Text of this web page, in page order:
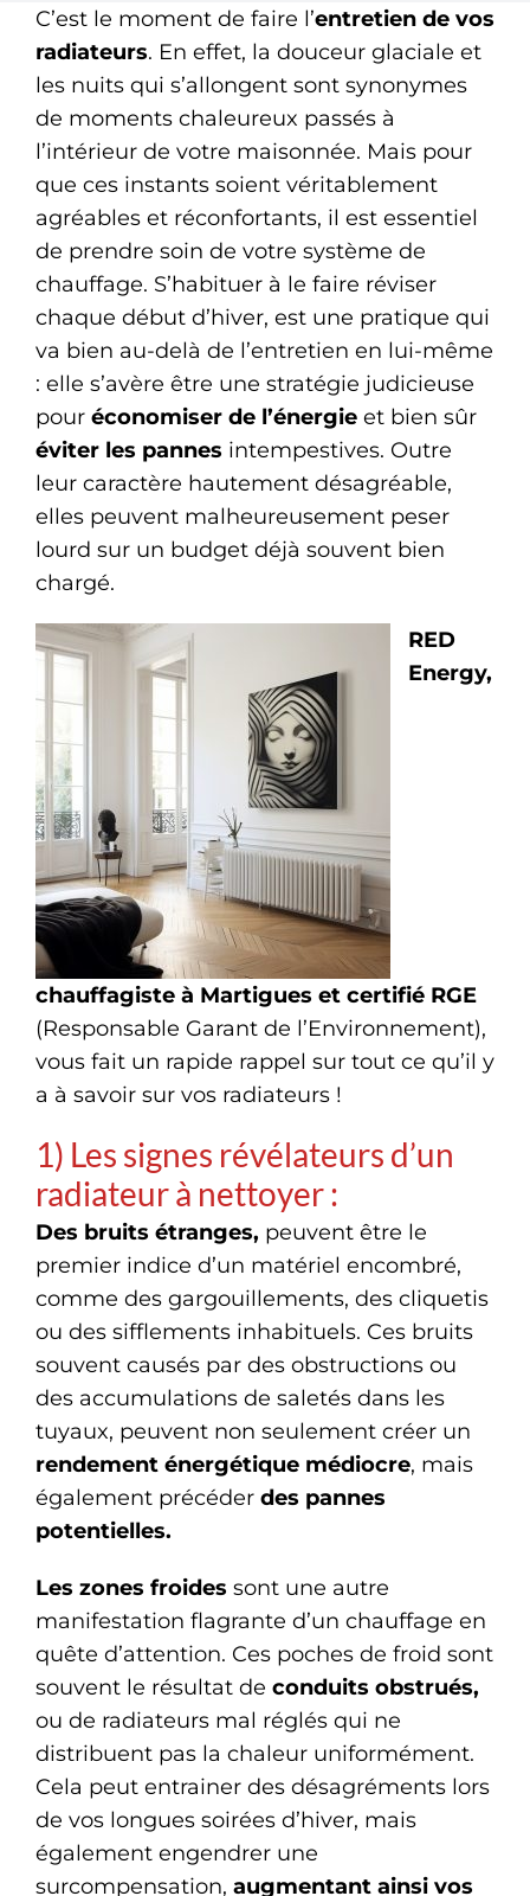
Ramonage
Dépannage
C’est le moment de faire l’entretien de vos
radiateurs. En effet, la douceur glaciale et
les nuits qui s’allongent sont synonymes
de moments chaleureux passés à
l’intérieur de votre maisonnée. Mais pour
que ces instants soient véritablement
agréables et réconfortants, il est essentiel
de prendre soin de votre système de
chauffage. S’habituer à le faire réviser
chaque début d’hiver, est une pratique qui
va bien au-delà de l’entretien en lui-même
: elle s’avère être une stratégie judicieuse
pouréconomiser de l’énergie et bien sûr
éviter les pannes intempestives. Outre
leur caractère hautement désagréable,
elles peuvent malheureusement peser
lourd sur un budget déjà souvent bien
chargé.
RED
Energy,
chauffagiste à Martigues et certifié RGE
(Responsable Garant de l’Environnement),
vous fait un rapide rappel sur tout ce qu’il y
a à savoir sur vos radiateurs !
1) Les signes révélateurs d’un
radiateur à nettoyer :
Des bruits étranges, peuvent être le
premier indice d’un matériel encombré,
comme des gargouillements, des cliquetis
ou des sifflements inhabituels. Ces bruits
souvent causés par des obstructions ou
des accumulations de saletés dans les
tuyaux, peuvent non seulement créer un
rendement énergétique médiocre, mais
également précéder des pannes
potentielles.
Les zones froides sont une autre
manifestation flagrante d’un chauffage en
quête d’attention. Ces poches de froid sont
souvent le résultat de conduits obstrués,
ou de radiateurs mal réglés qui ne
distribuent pas la chaleur uniformément.
Cela peut entrainer des désagréments lors
de vos longues soirées d’hiver, mais
également engendrer une
surcompensation, augmentant ainsi vos